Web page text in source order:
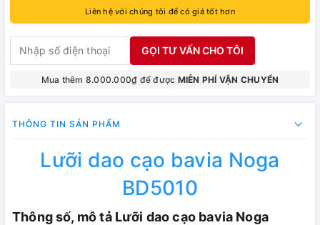
Liên hệ với chúng tôi để có giá tốt hơn
GỌI TƯ VẤN CHO TÔI
Mua thêm 8.000.000₫ để được MIỄN PHÍ VẬN CHUYỂN
THÔNG TIN SẢN PHẨM
Lưỡi dao cạo bavia Noga
BD5010
Thông số, mô tả Lưỡi dao cạo bavia Noga